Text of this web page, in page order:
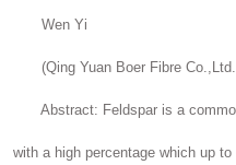
Wen Yi
(Qing Yuan Boer Fibre Co.,Ltd.
Abstract: Feldspar is a
with a high percentage which up